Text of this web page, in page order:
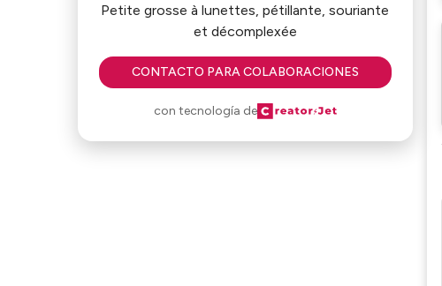
Petite grosse à lunettes, pétillante, souriante
et décomplexée
CONTACTO PARA COLABORACIONES
con tecnología de